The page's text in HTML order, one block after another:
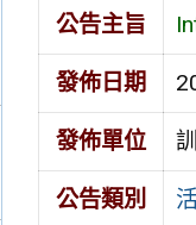
公告主旨
發佈日期
發佈單位
公告類別